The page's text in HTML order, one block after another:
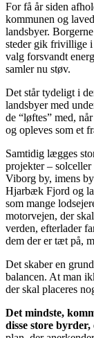
For få år siden
kommunen og
landsbyer.
steder gik frivillige i
valg forsvandt
samler nu støv.
Det står tydeligt i
landsbyer med
de “løftes” med,
og opleves som et
Samtidig lægges
projekter –
Viborg by, imens
Hjarbæk Fjord og
som mange
motorvejen, der
verden, efterlader
dem der er tæt på,
Det skaber en
balancen. At man
der skal placeres
Det mindste,
disse store